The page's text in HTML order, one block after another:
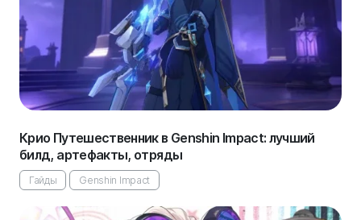
Крио Путешественник в Genshin Impact: лучший
билд, артефакты, отряды
Гайды Genshin Impact